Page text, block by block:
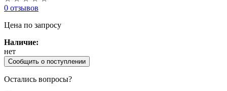
0 отзывов
Цена по запросу
Наличие:
нет
Сообщить о поступлении
Остались вопросы?